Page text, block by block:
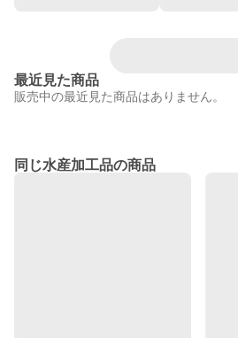
最近見た商品
販売中の最近見た商品はありません。
同じ水産加工品の商品